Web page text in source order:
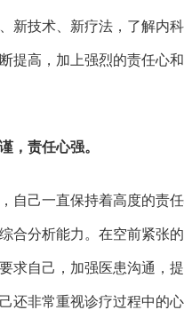
新技术、新疗法，了解内
提高，加上强烈的责任心
，责任心强。
自己一直保持着高度的责
合分析能力。在空前紧张
求自己，加强医患沟通，
还非常重视诊疗过程中的